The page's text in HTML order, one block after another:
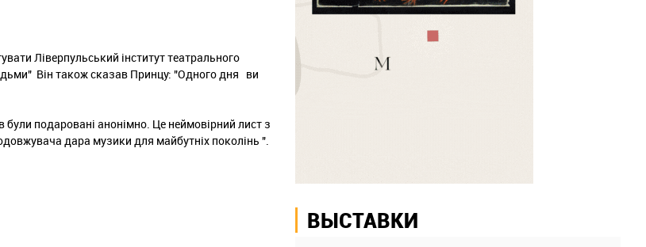
Ліверпульський інститут театрального
Він також сказав Принцу: "Одного дня ви
подаровані анонімно. Це неймовірний лист з
дара музики для майбутніх поколінь ".
ВЫСТАВКИ